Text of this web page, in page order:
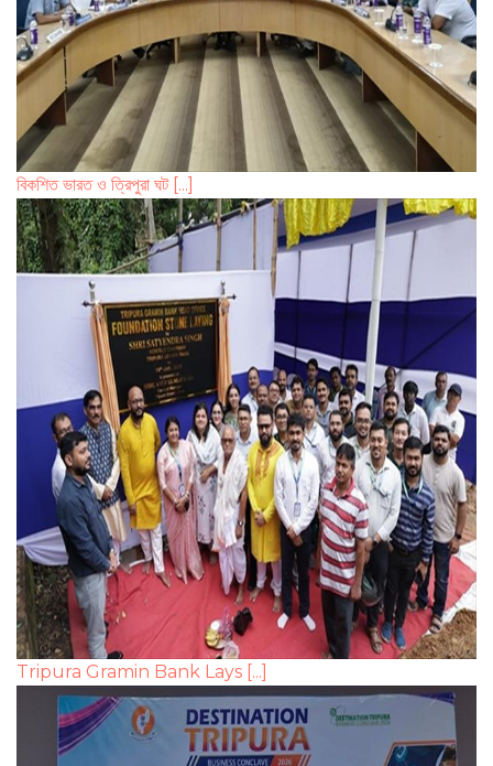
বিকশিত ভারত ও ত্রিপুরা ঘট [...]
Tripura Gramin Bank Lays [...]